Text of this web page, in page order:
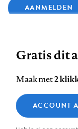
AANMELDEN
op
Facebook
op
LinkedIn
op
Footer
Contact Colofon
Zie onze cookie policy
Analytische cookies
Gratis dit
Maak met2
ACCOUNT